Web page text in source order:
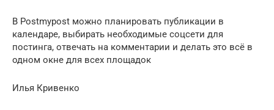
В Postmypost можно планировать публикации в
календаре, выбирать необходимые соцсети для
постинга, отвечать на комментарии и делать это всё в
одном окне для всех площадок
Илья Кривенко